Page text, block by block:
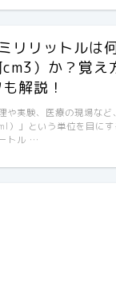
リリットルは
）か？覚え
解説！
や実験、医療の現場な
ml）」という単位を目に
トル …